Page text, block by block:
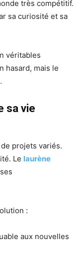
très compétitif.
sa curiosité et sa
véritables
hasard, mais le
sa vie
projets variés.
Le laurène
:
aux nouvelles